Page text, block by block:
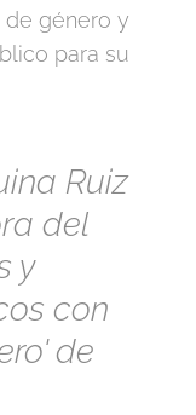
de género y
para su
Ruiz
del
y
con
de